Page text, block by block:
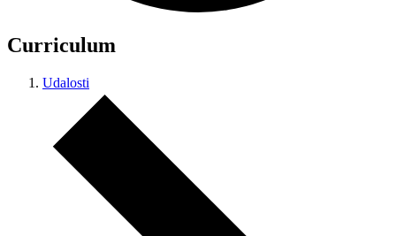
Curriculum
Udalosti